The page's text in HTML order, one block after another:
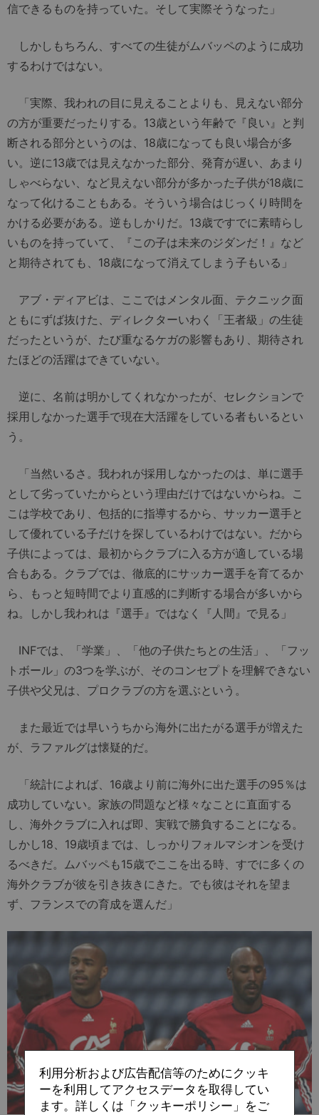
信できるものを持っていた。そして実際そうなった」
しかしもちろん、すべての生徒がムバッペのように成功
するわけではない。
「実際、我われの目に見えることよりも、見えない部分
の方が重要だったりする。13歳という年齢で『良い』と判
断される部分というのは、18歳になっても良い場合が多
い。逆に13歳では見えなかった部分、発育が遅い、あまり
しゃべらない、など見えない部分が多かった子供が18歳に
なって化けることもある。そういう場合はじっくり時間を
かける必要がある。逆もしかりだ。13歳ですでに素晴らし
いものを持っていて、『この子は未来のジダンだ！』など
と期待されても、18歳になって消えてしまう子もいる」
アブ・ディアビは、ここではメンタル面、テクニック面
ともにずば抜けた、ディレクターいわく「王者級」の生徒
だったというが、たび重なるケガの影響もあり、期待され
たほどの活躍はできていない。
逆に、名前は明かしてくれなかったが、セレクションで
採用しなかった選手で現在大活躍をしている者もいるとい
う。
「当然いるさ。我われが採用しなかったのは、単に選手
として劣っていたからという理由だけではないからね。こ
こは学校であり、包括的に指導するから、サッカー選手と
して優れている子だけを探しているわけではない。だから
子供によっては、最初からクラブに入る方が適している場
合もある。クラブでは、徹底的にサッカー選手を育てるか
ら、もっと短時間でより直感的に判断する場合が多いから
ね。しかし我われは『選手』ではなく『人間』で見る」
INFでは、「学業」、「他の子供たちとの生活」、「フッ
トボール」の3つを学ぶが、そのコンセプトを理解できない
子供や父兄は、プロクラブの方を選ぶという。
また最近では早いうちから海外に出たがる選手が増えた
が、ラファルグは懐疑的だ。
「統計によれば、16歳より前に海外に出た選手の95％は
成功していない。家族の問題など様々なことに直面する
し、海外クラブに入れば即、実戦で勝負することになる。
しかし18、19歳頃までは、しっかりフォルマシオンを受け
るべきだ。ムバッペも15歳でここを出る時、すでに多くの
海外クラブが彼を引き抜きにきた。でも彼はそれを望ま
ず、フランスでの育成を選んだ」
利用分析および広告配信等のためにクッキ
ーを利用してアクセスデータを取得してい
ます。詳しくは「クッキーポリシー」をご